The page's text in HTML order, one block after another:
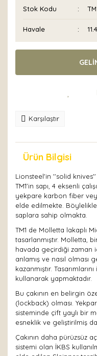
Stok Kodu
Havale
Karşılaştır
Ürün Bilgisi
Lionsteel'in ''solid
TM1'in sapı, 4 eksenli
yekpare karbon fiber
elde edilmekte.
saplara sahip olmakta.
TM1 de Molletta lakaplı
tasarlanmıştır. Molletta,
havada geçirdiği zaman
anlamış ve nasıl olması
kazanmıştır.
kullanarak yapmaktadır.
Bu çakının en belirgin
(lockback) olması.
sisteminde çift yaylı bir
esneklik ve geliştirilmiş
Çakının daha pürüzsüz
sistemi olan İKBS